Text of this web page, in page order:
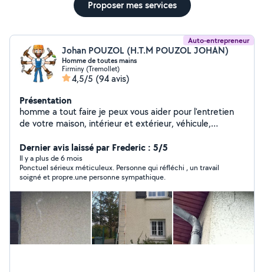
Proposer mes services
Auto-entrepreneur
Johan POUZOL (H.T.M POUZOL JOHAN)
Homme de toutes mains
Firminy (Tremollet)
4,5/5 (94 avis)
Présentation
homme a tout faire je peux vous aider pour l'entretien
de votre maison, intérieur et extérieur, véhicule,
demander. Je m'adapte au budget des personnes qui
ont besoin.
Dernier avis laissé par Frederic : 5/5
Il y a plus de 6 mois
Ponctuel sérieux méticuleux. Personne qui réfléchi , un travail
soigné et propre.une personne sympathique.